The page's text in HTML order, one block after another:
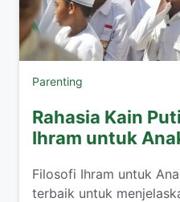
Parenting
Rahasia Kain
Ihram untuk
​Filosofi Ihram untuk
terbaik untuk